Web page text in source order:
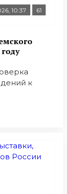
10:37 61
к